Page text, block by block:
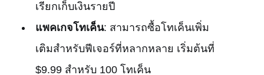
เรียกเก็บเงินรายปี
แพคเกจโทเค็น: สามารถซื้อโทเค็นเพิ่ม
เติมสำหรับฟีเจอร์ที่หลากหลาย เริ่มต้นที่
$9.99 สำหรับ 100 โทเค็น